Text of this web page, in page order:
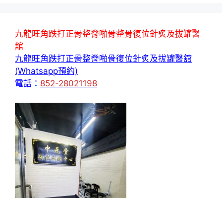
九龍旺角跌打正骨整脊啪骨整骨復位針炙及拔罐醫
舘
九龍旺角跌打正骨整脊啪骨復位針炙及拔罐醫舘
(Whatsapp預約)
電話： 852-28021198